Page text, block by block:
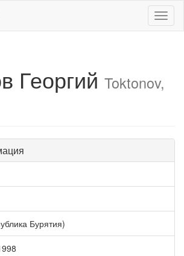
Георгий Toktonov,
Бурятия)